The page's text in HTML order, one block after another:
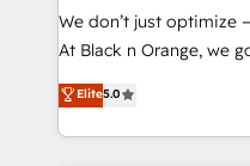
Développement des
métiers ⚙️ Configuration de la plateforme HubSpot
Book Process &
Formations des
We don’t just optimize
At Black n Orange, we
Marketing with our
BOOMS and BOOST.
combination that has
Elite5.0